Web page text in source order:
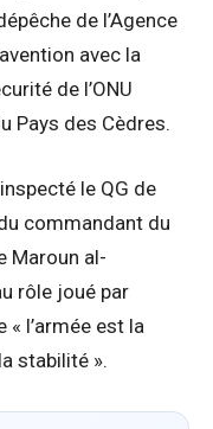
de l’Agence
avec la
de l’ONU
Pays des Cèdres.
le QG de
commandant du
Maroun al-
rôle joué par
l’armée est la
stabilité ».